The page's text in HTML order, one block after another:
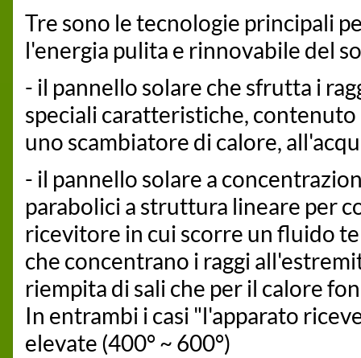
Tre sono le tecnologie principali
l'energia pulita e rinnovabile del
- il pannello solare che sfrutta i
speciali caratteristiche,
uno scambiatore di calore,
- il pannello solare a
parabolici a struttura lineare per
ricevitore in cui scorre un fluido
che concentrano i raggi
riempita di sali che per il calore
In entrambi i casi "l'apparato
elevate (400° ~ 600°)